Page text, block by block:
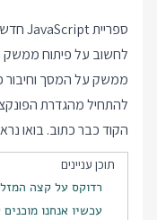
ספריית JavaScript חדשה בשם רדוקס (
לחשוב על פיתוח
ממשק על המסך וחיבור
להתחיל מהגדרת
הקוד כבר כתוב. בואו
תוכן עניינים
רדוקס על קצה
עכשיו אנחנו